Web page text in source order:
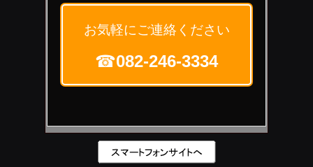
お気軽にご連絡ください
☎082-246-3334